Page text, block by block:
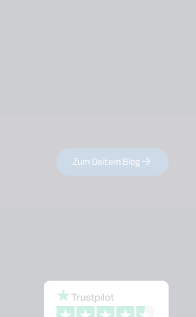
Zum Daitem Blog